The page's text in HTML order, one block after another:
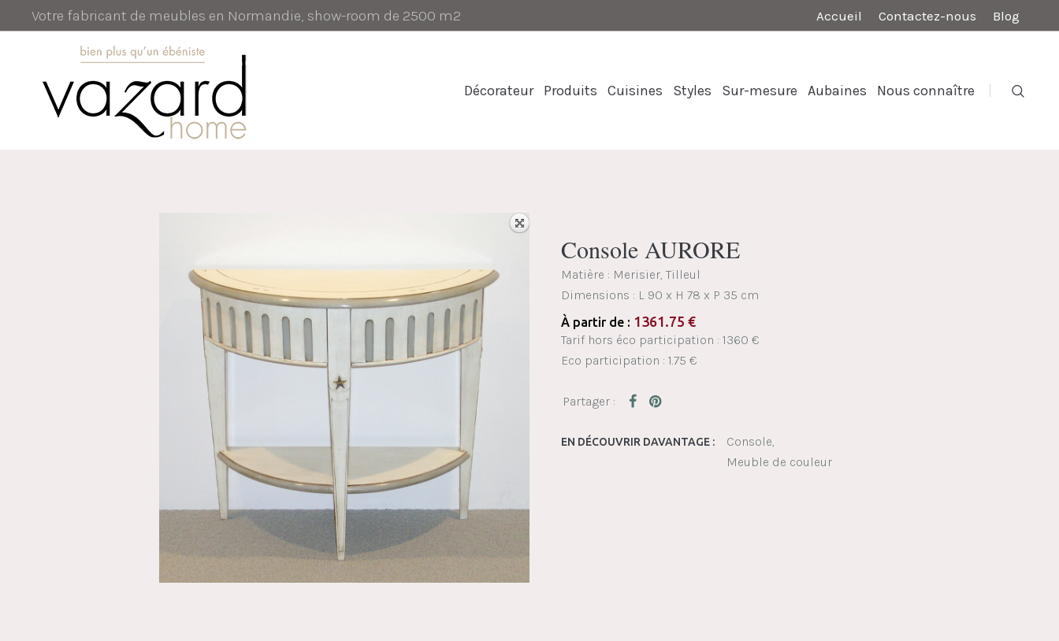
Accueil Contactez-nous Blog
Votre fabricant de meubles en Normandie, show-room de 2500 m2
Décorateur Produits Cuisines Styles Sur-mesure Aubaines Nous connaître
Console AURORE
Matière : Merisier, Tilleul
Dimensions : L 90 x H 78 x P 35 cm
À partir de : 1361.75 €
Tarif hors éco participation : 1360 €
Eco participation : 1.75 €
EN DÉCOUVRIR DAVANTAGE :
Console
Meuble de couleur